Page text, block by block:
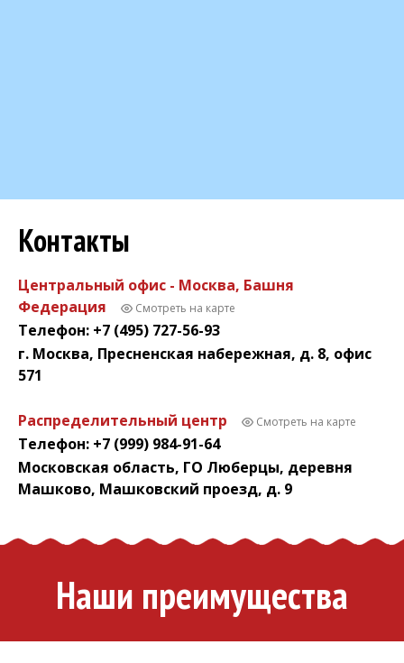
Контакты
Центральный офис - Москва, Башня
Федерация
Смотреть на карте
Телефон: +7 (495) 727-56-93
г. Москва, Пресненская набережная, д. 8, офис
571
Распределительный центр Смотреть на карте
Телефон: +7 (999) 984-91-64
Московская область, ГО Люберцы, деревня
Машково, Машковский проезд, д. 9
Наши преимущества